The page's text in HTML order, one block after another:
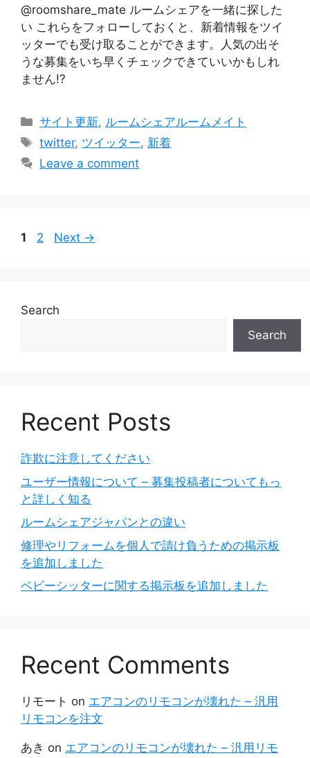
@roomshare_mate ルームシェアを一緒に探した
い これらをフォローしておくと、新着情報をツイ
ッターでも受け取ることができます。人気の出そ
うな募集をいち早くチェックできていいかもしれ
ません!?
Categories
サイト更新, ルームシェアルームメイト
Tags
twitter, ツイッター, 新着
Leave a comment
Page
1 Page
2 Next →
Search
Search
Recent Posts
詐欺に注意してください
ユーザー情報について – 募集投稿者についてもっ
と詳しく知る
ルームシェアジャパンとの違い
修理やリフォームを個人で請け負うための掲示板
を追加しました
ベビーシッターに関する掲示板を追加しました
Recent Comments
リモート on エアコンのリモコンが壊れた – 汎用
リモコンを注文
あき on エアコンのリモコンが壊れた – 汎用リモ